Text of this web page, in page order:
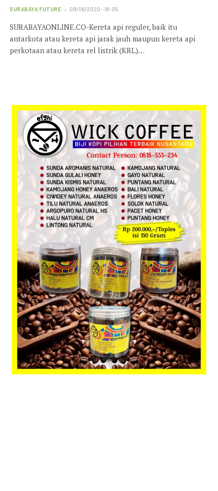
SURABAYA FUTURE 09/06/2020 - 18:05
SURABAYAONLINE.CO-Kereta api reguler, baik itu
antarkota atau kereta api jarak jauh maupun kereta api
perkotaan atau kereta rel listrik (KRL)…